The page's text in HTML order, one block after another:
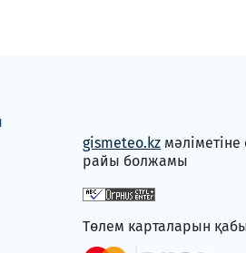
gismeteo.kz
райы болжамы
Төлем карталарын